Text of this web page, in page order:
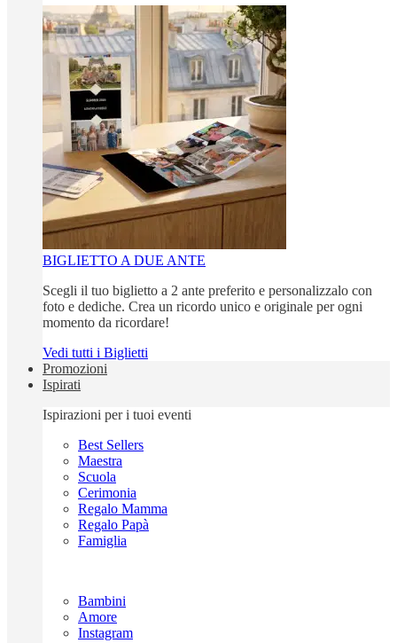
BIGLIETTO A DUE ANTE
Scegli il tuo biglietto a 2 ante preferito e personalizzalo con
foto e dediche. Crea un ricordo unico e originale per ogni
momento da ricordare!
Vedi tutti i Biglietti
Promozioni
Ispirati
Ispirazioni per i tuoi eventi
Best Sellers
Maestra
Scuola
Cerimonia
Regalo Mamma
Regalo Papà
Famiglia
Bambini
Amore
Instagram